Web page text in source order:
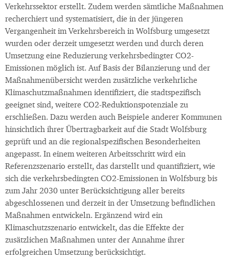
Verkehrssektor erstellt. Zudem werden sämtliche Maßnahmen
recherchiert und systematisiert, die in der jüngeren
Vergangenheit im Verkehrsbereich in Wolfsburg umgesetzt
wurden oder derzeit umgesetzt werden und durch deren
Umsetzung eine Reduzierung verkehrsbedingter CO2-
Emissionen möglich ist. Auf Basis der Bilanzierung und der
Maßnahmenübersicht werden zusätzliche verkehrliche
Klimaschutzmaßnahmen identifiziert, die stadtspezifisch
geeignet sind, weitere CO2-Reduktionspotenziale zu
erschließen. Dazu werden auch Beispiele anderer Kommunen
hinsichtlich ihrer Übertragbarkeit auf die Stadt Wolfsburg
geprüft und an die regionalspezifischen Besonderheiten
angepasst. In einem weiteren Arbeitsschritt wird ein
Referenzszenario erstellt, das darstellt und quantifiziert, wie
sich die verkehrsbedingten CO2-Emissionen in Wolfsburg bis
zum Jahr 2030 unter Berücksichtigung aller bereits
abgeschlossenen und derzeit in der Umsetzung befindlichen
Maßnahmen entwickeln. Ergänzend wird ein
Klimaschutzszenario entwickelt, das die Effekte der
zusätzlichen Maßnahmen unter der Annahme ihrer
erfolgreichen Umsetzung berücksichtigt.